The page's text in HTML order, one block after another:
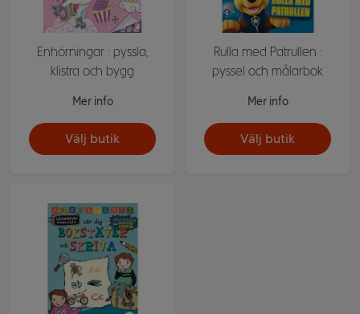
Enhörningar : pyssla,
klistra och bygg
Mer info
Välj butik
Rulla med Patrullen :
pyssel och målarbok
Mer info
Välj butik